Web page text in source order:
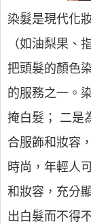
染髮是現代化
（如油梨果、
把頭髮的顏色
的服務之一。
掩白髮； 二是
合服飾和妝容
時尚，年輕人
和妝容，充分
出白髮而不得